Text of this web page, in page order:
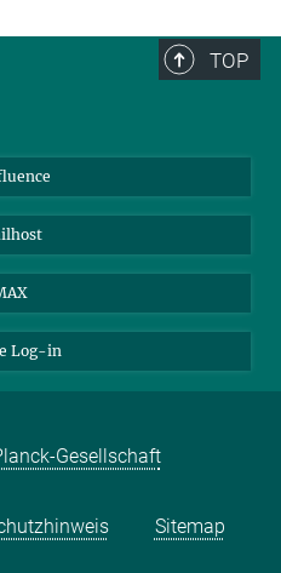
TOP
Log-in
Gesellschaft
Sitemap